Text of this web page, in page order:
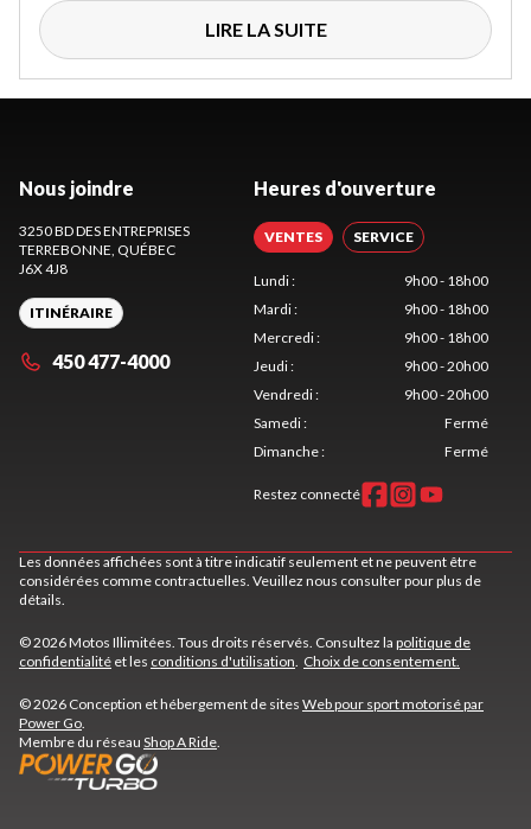
LIRE LA SUITE
Nous joindre
3250 BD DES ENTREPRISES
TERREBONNE , QUÉBEC
J6X 4J8
ITINÉRAIRE
450 477-4000
Heures d'ouverture
VENTES SERVICE
Lundi:
9h00 - 18h00
Mardi:
9h00 - 18h00
Mercredi:
9h00 - 18h00
Jeudi:
9h00 - 20h00
Vendredi:
9h00 - 20h00
Samedi:
Fermé
Dimanche: Fermé
Restez connecté
Les données affichées sont à titre indicatif seulement et ne peuvent être
considérées comme contractuelles. Veuillez nous consulter pour plus de
détails.
© 2026 Motos Illimitées. Tous droits réservés. Consultez la politique de
confidentialité et les conditions d'utilisation Choix de consentement.
© 2026 Conception et hébergement de sites Web pour sport motorisé par
Power Go
Membre du réseau Shop A Ride